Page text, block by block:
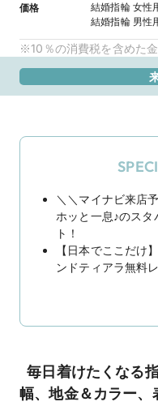
価格 結婚指輪 女性
結婚指輪 男性
※10％の消費税を含めた金
＼＼マイナビ来店
ホッと一息♪のス
ト！
【日本でここだけ
ンドティアラ無料
毎日着けたくなる
幅、地金＆カラー、